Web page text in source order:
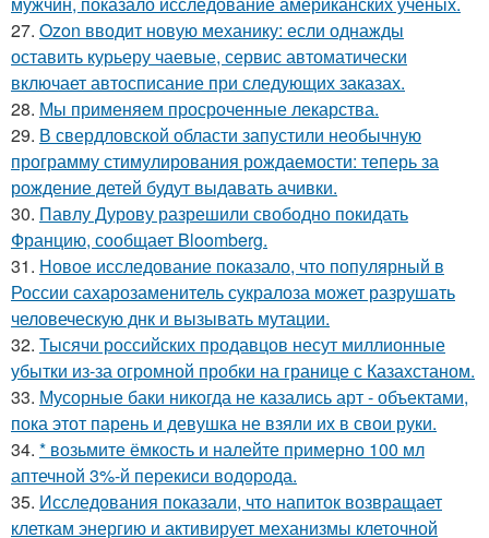
27. Ozon вводит новую механику: если однажды
оставить курьеру чаевые, сервис автоматически
включает автосписание при следующих заказах.
28. Мы применяем просроченные лекарства.
29. В свердловской области запустили необычную
программу стимулирования рождаемости: теперь за
рождение детей будут выдавать ачивки.
30. Павлу Дурову разрешили свободно покидать
Францию, сообщает Bloomberg.
31. Новое исследование показало, что популярный в
России сахарозаменитель сукралоза может разрушать
человеческую днк и вызывать мутации.
32. Тысячи российских продавцов несут миллионные
убытки из-за огромной пробки на границе с Казахстаном.
33. Мусорные баки никогда не казались арт - объектами,
пока этот парень и девушка не взяли их в свои руки.
34. * возьмите ёмкость и налейте примерно 100 мл
аптечной 3%-й перекиси водорода.
35. Исследования показали, что напиток возвращает
клеткам энергию и активирует механизмы клеточной